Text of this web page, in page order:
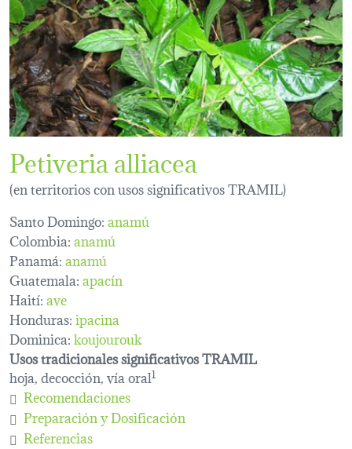
Petiveria alliacea
(en territorios con usos significativos TRAMIL)
Santo Domingo:anamú
Colombia:anamú
Panamá:anamú
Guatemala:apacín
Haití:ave
Honduras:ipacina
Dominica:koujourouk
Usos tradicionales significativos TRAMIL
hoja, decocción, vía oral1
Recomendaciones
Preparación y Dosificación
Referencias